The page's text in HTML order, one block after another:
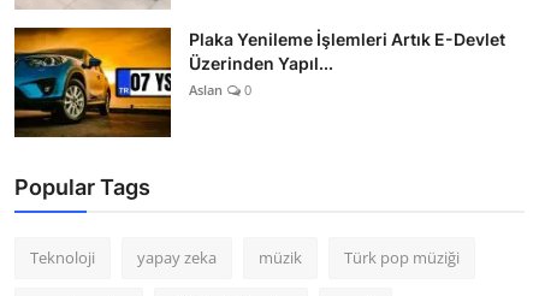
Plaka Yenileme İşlemleri Artık E-Devlet
Üzerinden Yapıl...
Aslan 0
Popular Tags
Teknoloji yapay zeka müzik Türk pop müziği